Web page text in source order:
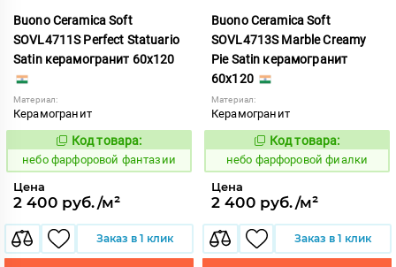
Buono Ceramica Soft
SOVL4711S Perfect Statuario
Satin керамогранит 60x120
Материал:
Керамогранит
1123362
Код товара:
небо фарфоровой фантазии
Цена
2 400 руб./м²
Заказ в 1 клик
Buono Ceramica Soft
SOVL4713S Marble Creamy
Pie Satin керамогранит
60x120
Материал:
Керамогранит
1123364
Код товара:
небо фарфоровой фиалки
Цена
2 400 руб./м²
Заказ в 1 клик